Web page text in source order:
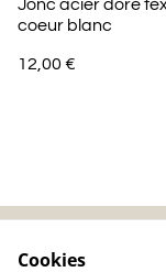
Jonc acier doré
coeur blanc
12,00 €
Cookies